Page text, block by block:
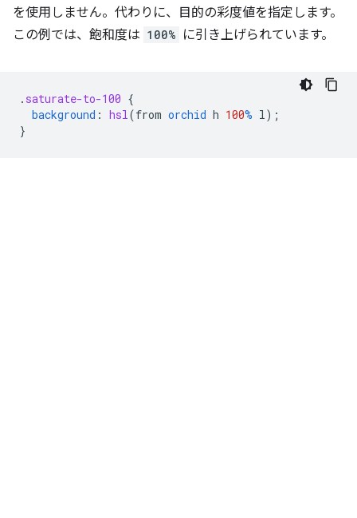
を使用しません。代わりに、目的の彩度値を指定します。
この例では、飽和度は 100% に引き上げられています。
. saturate-to-100 {
background : hsl (from orchid h 100% l );
}